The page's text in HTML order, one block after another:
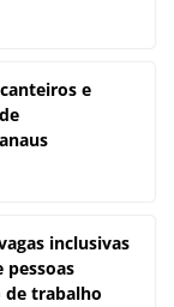
e
inclusivas
pessoas
de trabalho